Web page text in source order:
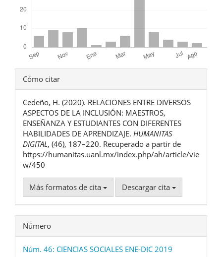
Detalles
del
artículo
Cómo citar
Cedeño, H. (2020). RELACIONES ENTRE DIVERSOS
ASPECTOS DE LA INCLUSIÓN: MAESTROS,
ENSEÑANZA Y ESTUDIANTES CON DIFERENTES
HABILIDADES DE APRENDIZAJE. HUMANITAS
DIGITAL, (46), 187–220. Recuperado a partir de
https://humanitas.uanl.mx/index.php/ah/article/vie
w/450
Más formatos de cita Descargar cita
Número
Núm. 46: CIENCIAS SOCIALES ENE-DIC 2019